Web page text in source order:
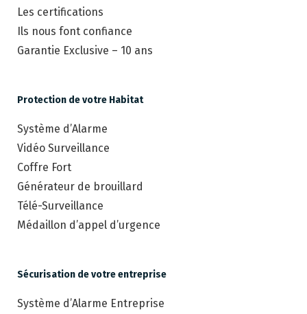
Les certifications
Ils nous font confiance
Garantie Exclusive – 10 ans
Protection de votre Habitat
Système d’Alarme
Vidéo Surveillance
Coffre Fort
Générateur de brouillard
Télé-Surveillance
Médaillon d’appel d’urgence
Sécurisation de votre entreprise
Système d’Alarme Entreprise